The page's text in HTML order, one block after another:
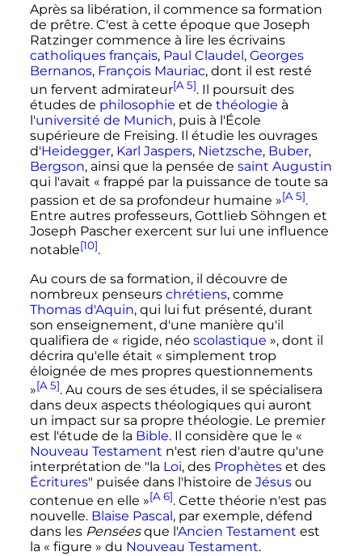
Après sa libération, il commence sa formation
de prêtre. C'est à cette époque que Joseph
Ratzinger commence à lire les écrivains
catholiques français, Paul Claudel, Georges
Bernanos, François Mauriac, dont il est resté
un fervent admirateur[A 5]. Il poursuit des
études de philosophie et de théologie à
l'université de Munich, puis à l'École
supérieure de Freising. Il étudie les ouvrages
d'Heidegger, Karl Jaspers, Nietzsche, Buber,
Bergson, ainsi que la pensée de saint Augustin
qui l'avait « frappé par la puissance de toute sa
passion et de sa profondeur humaine »[A 5].
Entre autres professeurs, Gottlieb Söhngen et
Joseph Pascher exercent sur lui une influence
notable[10].
Au cours de sa formation, il découvre de
nombreux penseurs chrétiens, comme
Thomas d'Aquin, qui lui fut présenté, durant
son enseignement, d'une manière qu'il
qualifiera de « rigide, néo scolastique », dont il
décrira qu'elle était « simplement trop
éloignée de mes propres questionnements
»[A 5]. Au cours de ses études, il se spécialisera
dans deux aspects théologiques qui auront
un impact sur sa propre théologie. Le premier
est l'étude de la Bible. Il considère que le «
Nouveau Testament n'est rien d'autre qu'une
interprétation de "la Loi, des Prophèteset des
Écritures" puisée dans l'histoire de Jésusou
contenue en elle »[A 6]. Cette théorie n'est pas
nouvelle. Blaise Pascal , par exemple, défend
dans les Penséesque l'Ancien Testament est
la « figure » du Nouveau Testament.